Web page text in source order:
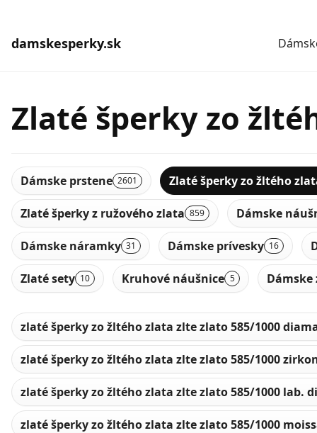
damskesperky.sk
Zlaté šperky zo
Dámske prstene 2601 Zlaté šperky zo žltého
Zlaté šperky z ružového zlata 859 Dámske
Dámske náramky 31 Dámske prívesky 16
Zlaté sety 10 Kruhové náušnice 5
zlaté šperky zo žltého zlata zlte zlato 585/1000
zlaté šperky zo žltého zlata zlte zlato 585/1000
zlaté šperky zo žltého zlata zlte zlato 585/1000 lab.
zlaté šperky zo žltého zlata zlte zlato 585/1000